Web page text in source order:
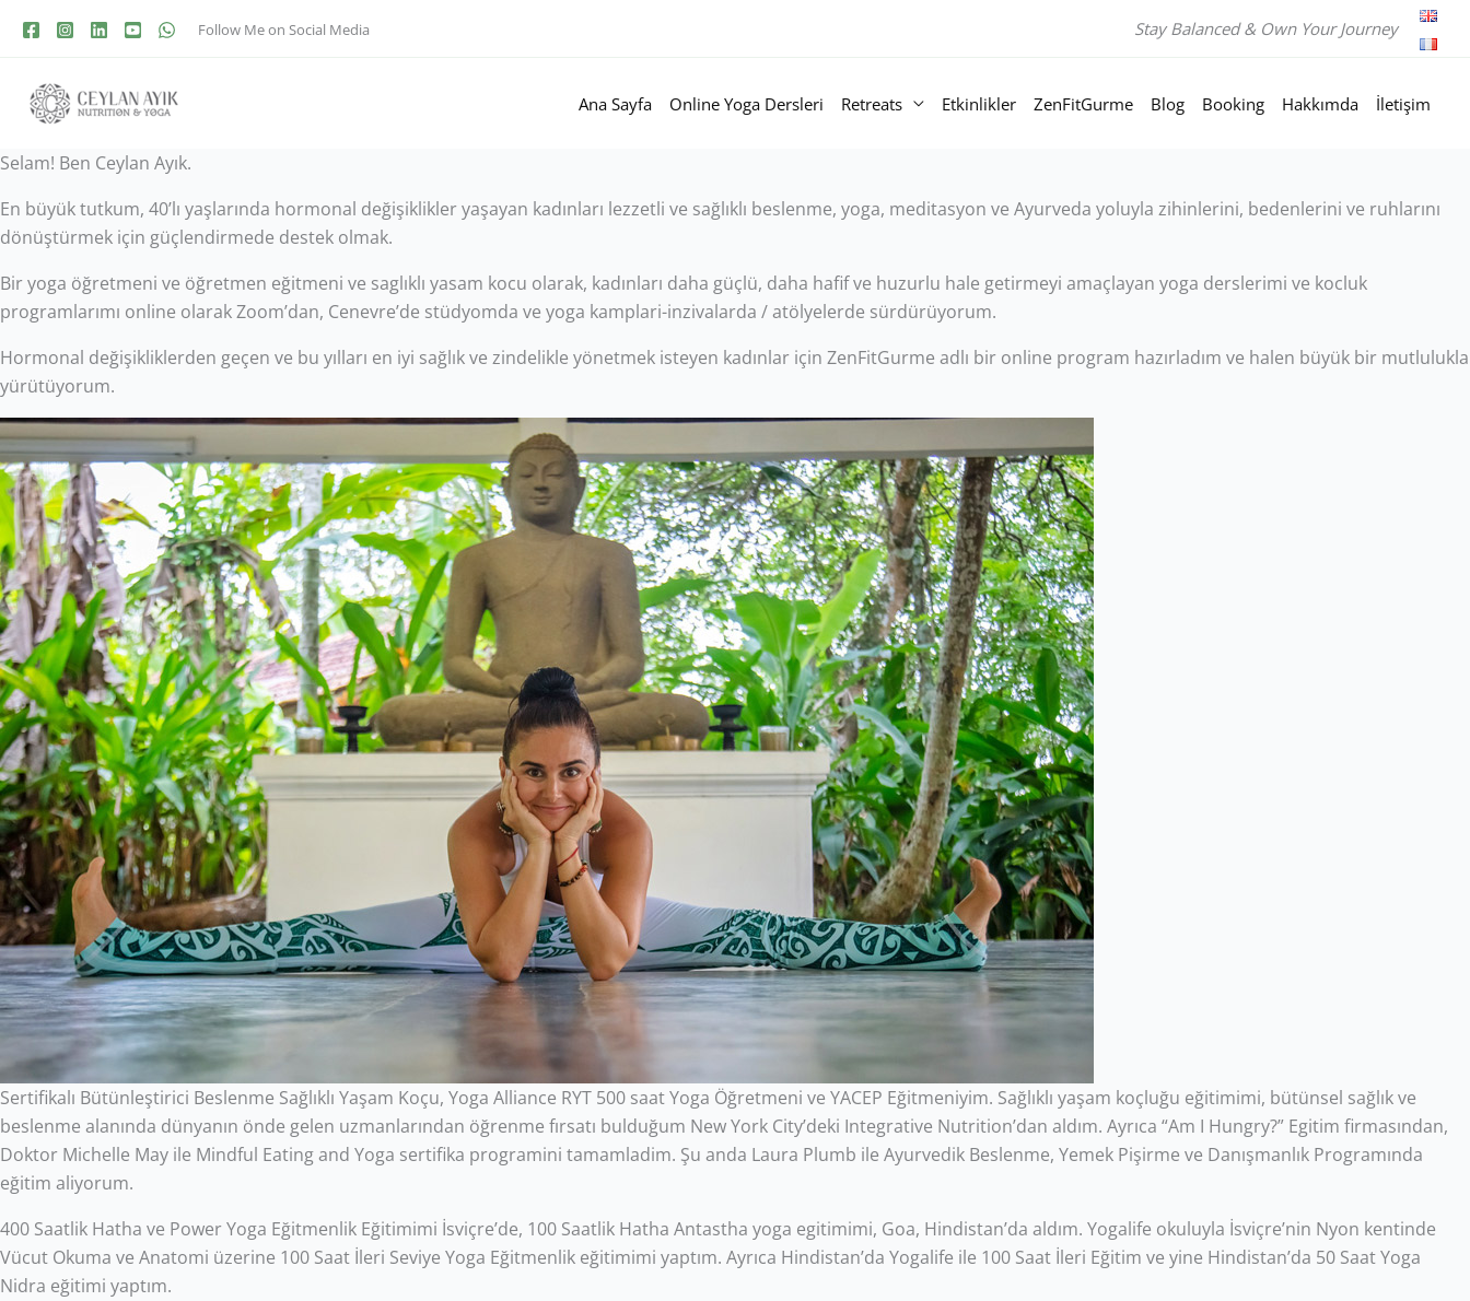
Follow Me on Social Media Stay Balanced & Own Your Journey
Ana Sayfa Online Yoga Dersleri Retreats Etkinlikler ZenFitGurme Blog Booking Hakkımda İletişim
Selam! Ben Ceylan Ayık.
En büyük tutkum, 40’lı yaşlarında hormonal değişiklikler yaşayan kadınları lezzetli ve sağlıklı beslenme, yoga, meditasyon ve Ayurveda yoluyla zihinlerini, bedenlerini ve ruhlarını
dönüştürmek için güçlendirmede destek olmak.
Bir yoga öğretmeni ve öğretmen eğitmeni ve saglıklı yasam kocu olarak, kadınları daha güçlü, daha hafif ve huzurlu hale getirmeyi amaçlayan yoga derslerimi ve kocluk
programlarımı online olarak Zoom’dan, Cenevre’de stüdyomda ve yoga kamplari-inzivalarda / atölyelerde sürdürüyorum.
Hormonal değişikliklerden geçen ve bu yılları en iyi sağlık ve zindelikle yönetmek isteyen kadınlar için ZenFitGurme adlı bir online program hazırladım ve halen büyük bir mutlulukla
yürütüyorum.
Sertifikalı Bütünleştirici Beslenme Sağlıklı Yaşam Koçu, Yoga Alliance RYT 500 saat Yoga Öğretmeni ve YACEP Eğitmeniyim. Sağlıklı yaşam koçluğu eğitimimi, bütünsel sağlık ve
beslenme alanında dünyanın önde gelen uzmanlarından öğrenme fırsatı bulduğum New York City’deki Integrative Nutrition’dan aldım. Ayrıca “Am I Hungry?” Egitim firmasından,
Doktor Michelle May ile Mindful Eating and Yoga sertifika programini tamamladim. Şu anda Laura Plumb ile Ayurvedik Beslenme, Yemek Pişirme ve Danışmanlık Programında
eğitim aliyorum.
400 Saatlik Hatha ve Power Yoga Eğitmenlik Eğitimimi İsviçre’de, 100 Saatlik Hatha Antastha yoga egitimimi, Goa, Hindistan’da aldım. Yogalife okuluyla İsviçre’nin Nyon kentinde
Vücut Okuma ve Anatomi üzerine 100 Saat İleri Seviye Yoga Eğitmenlik eğitimimi yaptım. Ayrıca Hindistan’da Yogalife ile 100 Saat İleri Eğitim ve yine Hindistan’da 50 Saat Yoga
Nidra eğitimi yaptım.